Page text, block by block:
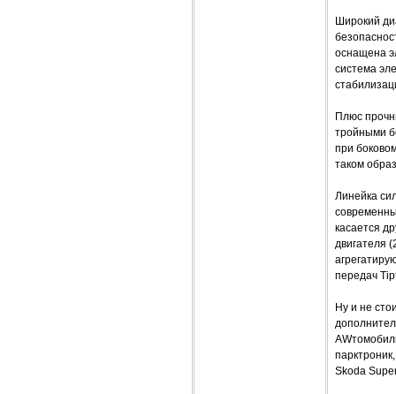
Широкий
оснащена
система
Плюс
тройными
при
таком
Линейка
касается
двигателя
передач
Ну и не
Skoda